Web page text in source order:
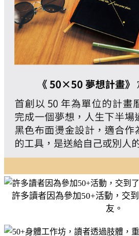
許多讀者因為參加50+活動，交
友。